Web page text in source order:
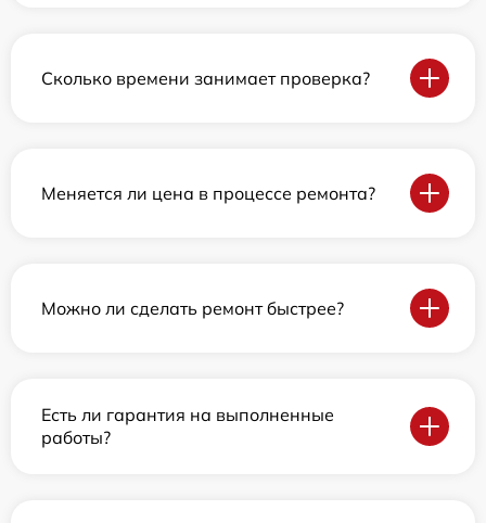
Сколько времени занимает проверка?
Меняется ли цена в процессе ремонта?
Можно ли сделать ремонт быстрее?
Есть ли гарантия на выполненные
работы?